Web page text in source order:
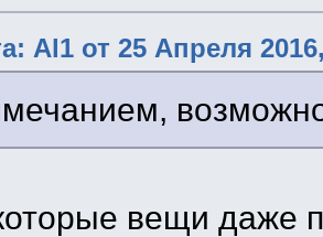
Al1 от 25 Апреля
вещи даже